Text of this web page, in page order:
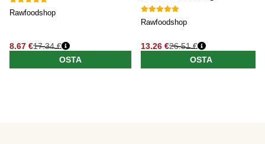
Rawfoodshop
8.67 €17.34 €
OSTA
Rawfoodshop
13.26 €26.51 €
OSTA